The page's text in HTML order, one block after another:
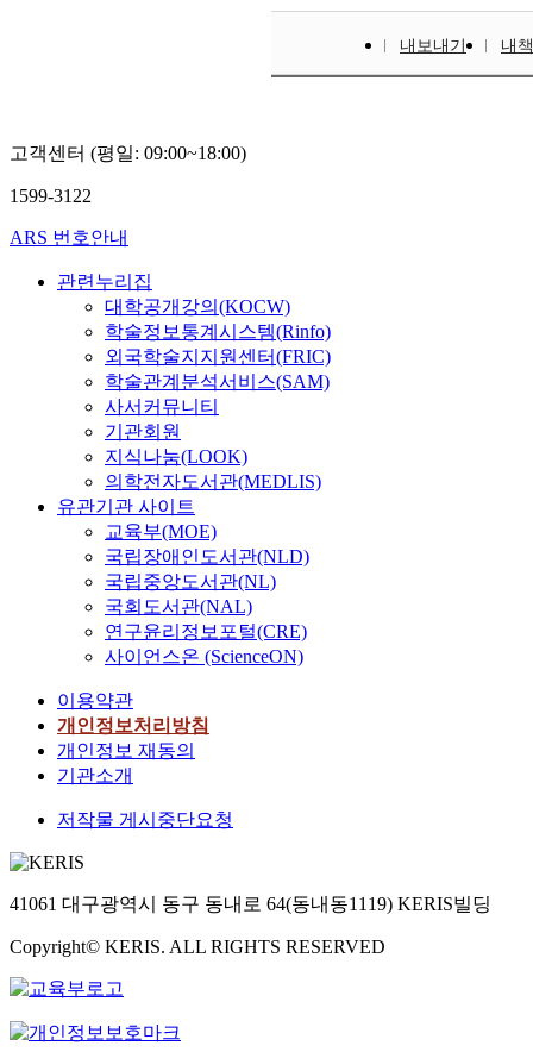
내보내기 내
고객센터 (평일: 09:00~18:00)
1599-3122
ARS 번호안내
관련누리집
대학공개강의(KOCW)
학술정보통계시스템(Rinfo)
외국학술지지원센터(FRIC)
학술관계분석서비스(SAM)
사서커뮤니티
기관회원
지식나눔(LOOK)
의학전자도서관(MEDLIS)
유관기관 사이트
교육부(MOE)
국립장애인도서관(NLD)
국립중앙도서관(NL)
국회도서관(NAL)
연구윤리정보포털(CRE)
사이언스온 (ScienceON)
이용약관
개인정보처리방침
개인정보 재동의
기관소개
저작물 게시중단요청
41061 대구광역시 동구 동내로 64(동내동1119) KERIS빌딩
Copyright© KERIS. ALL RIGHTS RESERVED